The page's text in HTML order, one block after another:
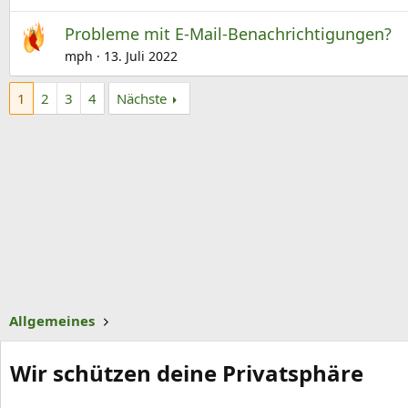
Probleme mit E-Mail-Benachrichtigungen?
mph 13. Juli 2022
1 2 3 4 Nächste
Allgemeines
Wir schützen deine Privatsphäre